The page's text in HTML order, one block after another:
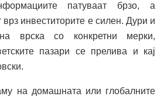
патуваат брзо, а
инвеститорите е силен. Дури и
врска со конкретни мерки,
пазари се прелива и кај
на домашната или глобалните